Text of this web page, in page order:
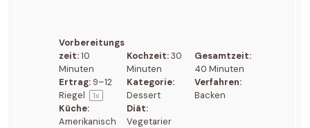
Vorbereitungs
zeit:10
Minuten
Kochzeit:30
Minuten
Gesamtzeit:
40 Minuten
Ertrag: 9–12
Riegel
1x
Kategorie:
Dessert
Verfahren:
Backen
Küche:
Amerikanisch
Diät:
Vegetarier